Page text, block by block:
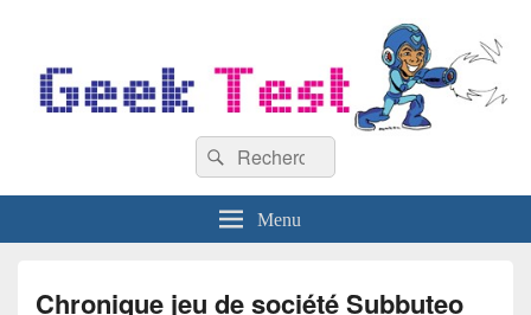
Recherche :
Rechercher
Menu
Chronique jeu de société Subbuteo